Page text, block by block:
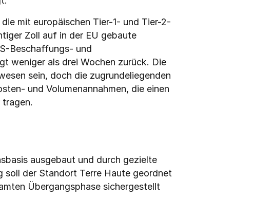
mit europäischen Tier-1- und Tier-2-
Zoll auf in der EU gebaute
Beschaffungs- und
weniger als drei Wochen zurück. Die
sein, doch die zugrundeliegenden
und Volumenannahmen, die einen
ausgebaut und durch gezielte
soll der Standort Terre Haute geordnet
Übergangsphase sichergestellt